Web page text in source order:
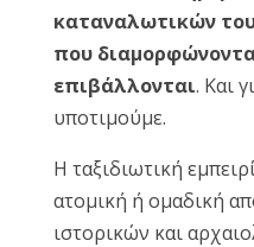
καταναλωτικών
που
επιβάλλονται. Και
υποτιμούμε.
Η ταξιδιωτική
ατομική ή ομαδική
ιστορικών και